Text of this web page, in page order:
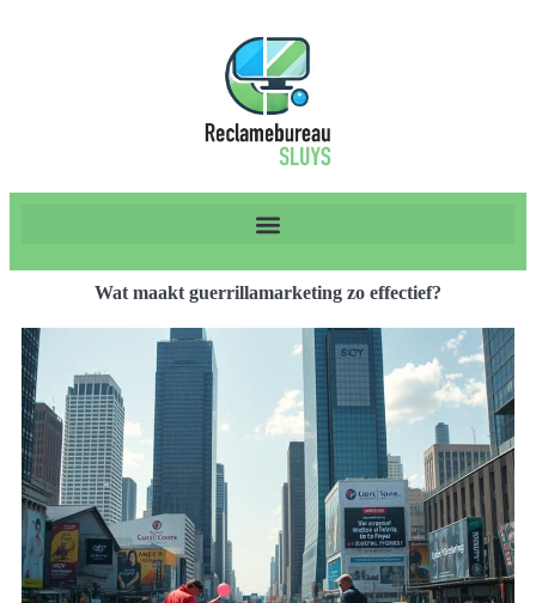
Wat maakt guerrillamarketing zo effectief?